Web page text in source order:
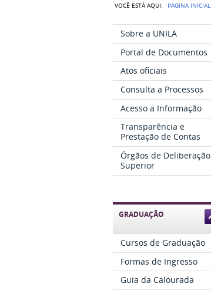
VOCÊ ESTÁ AQUI: PÁGINA INICIAL
Sobre a UNILA
Portal de Documentos
Atos oficiais
Consulta a Processos
Acesso a Informação
Transparência e
Prestação de Contas
Órgãos de Deliberação
Superior
GRADUAÇÃO
Cursos de Graduação
Formas de Ingresso
Guia da Calourada